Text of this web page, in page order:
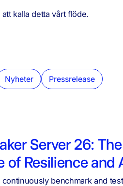
kalla detta vårt flöde.
Nyheter Pressrelease
Server 26: The
of Resilience and
benchmark and test